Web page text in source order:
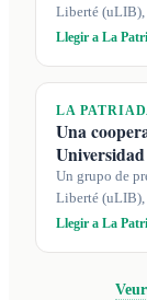
Liberté
accesible que
Llegir a La
LA
Una
Un grupo de
Liberté
accesible que
Llegir a La